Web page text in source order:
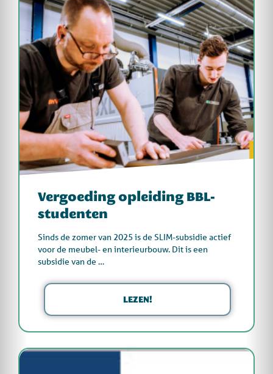
Vergoeding opleiding BBL-
studenten
Sinds de zomer van 2025 is de SLIM-subsidie actief
voor de meubel- en interieurbouw. Dit is een
subsidie van de …
LEZEN!